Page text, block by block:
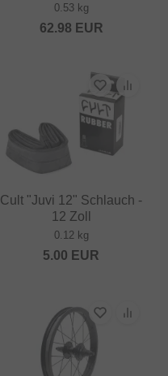
0.53 kg
62.98 EUR
Cult "Juvi 12" Schlauch -
12 Zoll
0.12 kg
5.00 EUR